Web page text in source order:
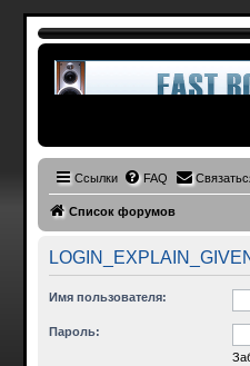
Ссылки FAQ
Список форумов
Имя пользователя:
Пароль: